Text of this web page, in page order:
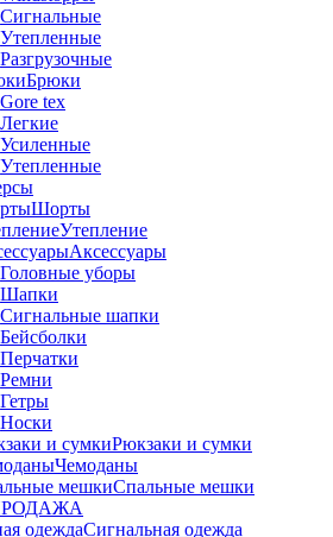
Сигнальные
Утепленные
Разгрузочные
Брюки
Gore tex
Легкие
Усиленные
Утепленные
Шорты
Утепление
Аксессуары
Головные уборы
Шапки
Сигнальные шапки
Бейсболки
Перчатки
Ремни
Гетры
Носки
Рюкзаки и сумки
Чемоданы
Спальные мешки
Сигнальная одежда